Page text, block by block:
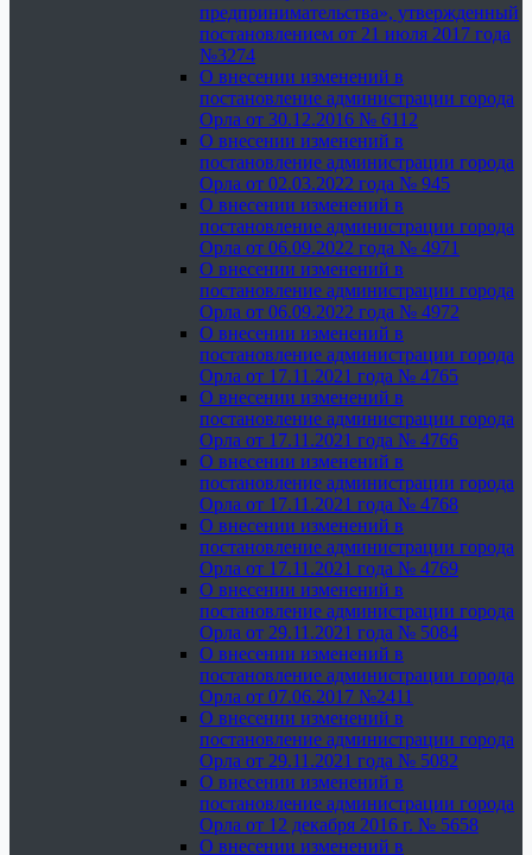
предпринимательства», утвержденный
постановлением от 21 июля 2017 года
№3274
О внесении изменений в
постановление администрации города
Орла от 30.12.2016 № 6112
О внесении изменений в
постановление администрации города
Орла от 02.03.2022 года № 945
О внесении изменений в
постановление администрации города
Орла от 06.09.2022 года № 4971
О внесении изменений в
постановление администрации города
Орла от 06.09.2022 года № 4972
О внесении изменений в
постановление администрации города
Орла от 17.11.2021 года № 4765
О внесении изменений в
постановление администрации города
Орла от 17.11.2021 года № 4766
О внесении изменений в
постановление администрации города
Орла от 17.11.2021 года № 4768
О внесении изменений в
постановление администрации города
Орла от 17.11.2021 года № 4769
О внесении изменений в
постановление администрации города
Орла от 29.11.2021 года № 5084
О внесении изменений в
постановление администрации города
Орла от 07.06.2017 №2411
О внесении изменений в
постановление администрации города
Орла от 29.11.2021 года № 5082
О внесении изменений в
постановление администрации города
Орла от 12 декабря 2016 г. № 5658
О внесении изменений в